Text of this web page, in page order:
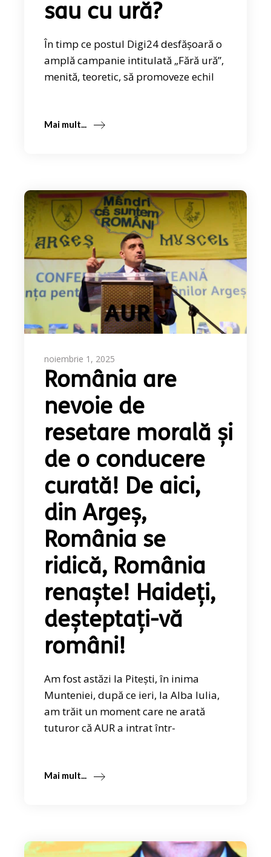
sau cu ură?
În timp ce postul Digi24 desfășoară o
amplă campanie intitulată „Fără ură”,
menită, teoretic, să promoveze echil
Mai mult...
noiembrie 1, 2025
România are
nevoie de
resetare morală și
de o conducere
curată! De aici,
din Argeș,
România se
ridică, România
renaște! Haideți,
deșteptați-vă
români!
Am fost astăzi la Pitești, în inima
Munteniei, după ce ieri, la Alba Iulia,
am trăit un moment care ne arată
tuturor că AUR a intrat într-
Mai mult...